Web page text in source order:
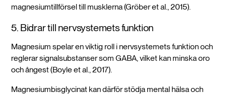
magnesiumtillförsel till musklerna (Gröber et al., 2015).
5. Bidrar till nervsystemets funktion
Magnesium spelar en viktig roll i nervsystemets funktion och
reglerar signalsubstanser som GABA, vilket kan minska oro
och ångest (Boyle et al., 2017).
Magnesiumbisglycinat kan därför stödja mental hälsa och